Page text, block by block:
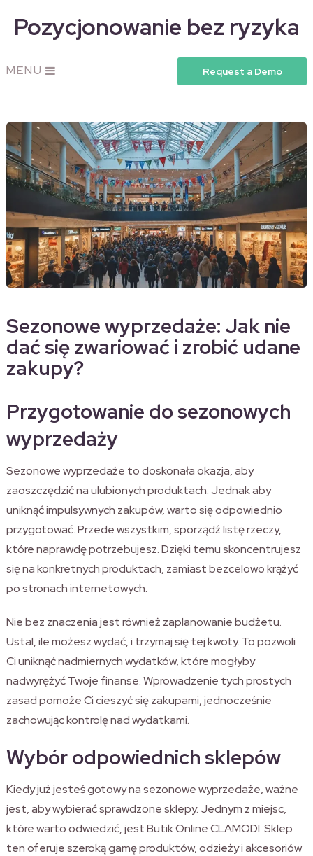
Pozycjonowanie bez ryzyka
MENU Request a Demo
Sezonowe wyprzedaże: Jak nie
dać się zwariować i zrobić udane
zakupy?
Przygotowanie do sezonowych
wyprzedaży
Sezonowe wyprzedaże to doskonała okazja, aby
zaoszczędzić na ulubionych produktach. Jednak aby
uniknąć impulsywnych zakupów, warto się odpowiednio
przygotować. Przede wszystkim, sporządź listę rzeczy,
które naprawdę potrzebujesz. Dzięki temu skoncentrujesz
się na konkretnych produktach, zamiast bezcelowo krążyć
po stronach internetowych.
Nie bez znaczenia jest również zaplanowanie budżetu.
Ustal, ile możesz wydać, i trzymaj się tej kwoty. To pozwoli
Ci uniknąć nadmiernych wydatków, które mogłyby
nadwyrężyć Twoje finanse. Wprowadzenie tych prostych
zasad pomoże Ci cieszyć się zakupami, jednocześnie
zachowując kontrolę nad wydatkami.
Wybór odpowiednich sklepów
Kiedy już jesteś gotowy na sezonowe wyprzedaże, ważne
jest, aby wybierać sprawdzone sklepy. Jednym z miejsc,
które warto odwiedzić, jest Butik Online CLAMODI. Sklep
ten oferuje szeroką gamę produktów, odzieży i akcesoriów